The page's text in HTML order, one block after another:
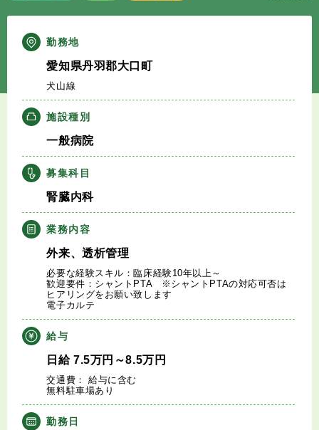
エージェントサービスTOP
サービスの流れ
キャリアアドバイザー紹介
医師の求人・転職Q&A
知りたい・聞きたい
転職成功事例
医師の転職マニュアル
データで見る医師の平均年収
医師に役立つ取材記事
大学医局紹介
勤務地
愛知県丹羽郡大口町
犬山線
施設種別
一般病院
募集科目
腎臓内科
業務内容
外来、透析管理
必要な経験スキル：臨床経験10年以上～
歓迎要件：シャントPTA ※シャントPTAの対応可否は
ヒアリングをお願い致します
電子カルテ
給与
日給7.5万円 ～8.5万円
交通費： 給与に含む
無料駐車場あり
勤務日